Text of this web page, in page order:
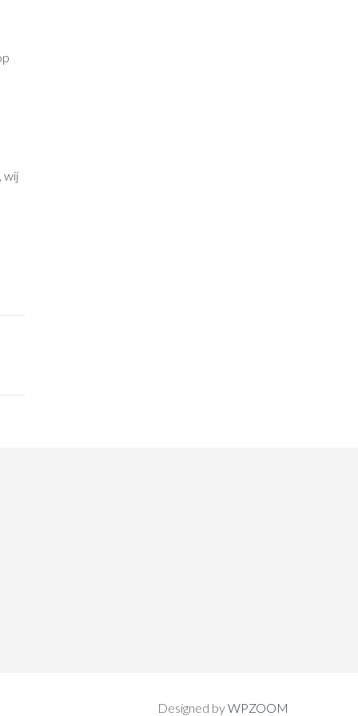
, wij
Designed byWPZOOM